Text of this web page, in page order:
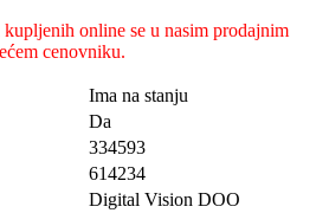
online se u nasim prodajnim
cenovniku.
Ima na stanju
Da
334593
614234
Digital Vision DOO